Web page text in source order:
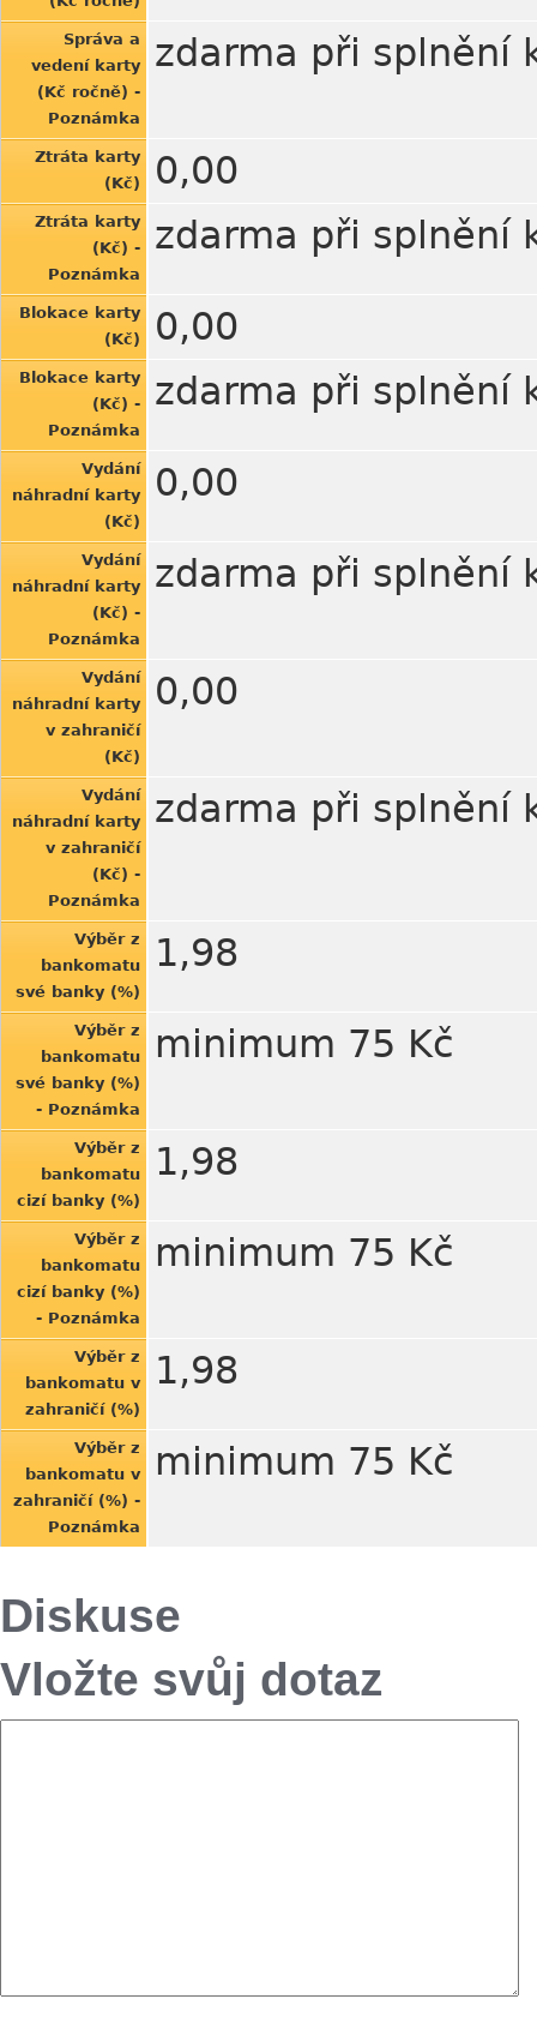
Správa a
vedení karty
(Kč ročně) -
Poznámka
zdarma při splnění
Ztráta karty
(Kč)
0,00
Ztráta karty
(Kč) -
Poznámka
zdarma při splnění
Blokace karty
(Kč)
0,00
Blokace karty
(Kč) -
Poznámka
zdarma při splnění
Vydání
náhradní karty
(Kč)
0,00
Vydání
náhradní karty
(Kč) -
Poznámka
zdarma při splnění
Vydání
náhradní karty
v zahraničí
(Kč)
0,00
Vydání
náhradní karty
v zahraničí
(Kč) -
Poznámka
zdarma při splnění
Výběr z
bankomatu
své banky (%)
1,98
Výběr z
bankomatu
své banky (%)
- Poznámka
minimum 75 Kč
Výběr z
bankomatu
cizí banky (%)
1,98
Výběr z
bankomatu
cizí banky (%)
- Poznámka
minimum 75 Kč
Výběr z
bankomatu v
zahraničí (%)
1,98
Výběr z
bankomatu v
zahraničí (%) -
Poznámka
minimum 75 Kč
Diskuse
Vložte svůj dotaz